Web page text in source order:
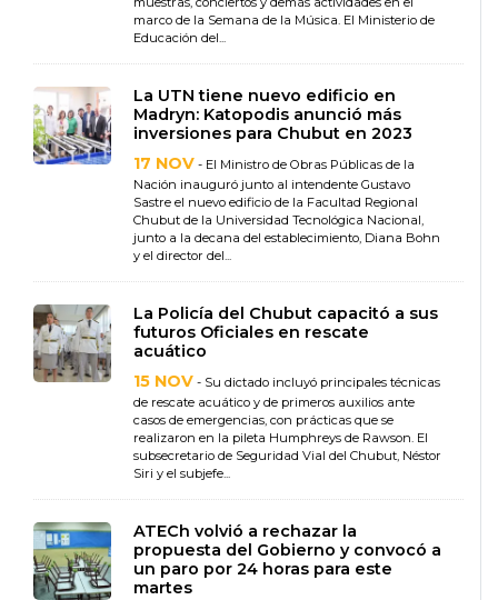
marco de la Semana de la Música. El Ministerio de
Educación del...
La UTN tiene nuevo edificio en
Madryn: Katopodis anunció más
inversiones para Chubut en 2023
17 NOV - El Ministro de Obras Públicas de la
Nación inauguró junto al intendente Gustavo
Sastre el nuevo edificio de la Facultad Regional
Chubut de la Universidad Tecnológica Nacional,
junto a la decana del establecimiento, Diana Bohn
y el director del...
La Policía del Chubut capacitó a sus
futuros Oficiales en rescate
acuático
15 NOV - Su dictado incluyó principales técnicas
de rescate acuático y de primeros auxilios ante
casos de emergencias, con prácticas que se
realizaron en la pileta Humphreys de Rawson. El
subsecretario de Seguridad Vial del Chubut, Néstor
Siri y el subjefe...
ATECh volvió a rechazar la
propuesta del Gobierno y convocó a
un paro por 24 horas para este
martes